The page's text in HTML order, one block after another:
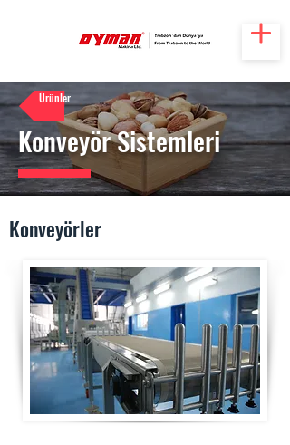
Ürünler
Konveyör Sistemleri
Konveyörler